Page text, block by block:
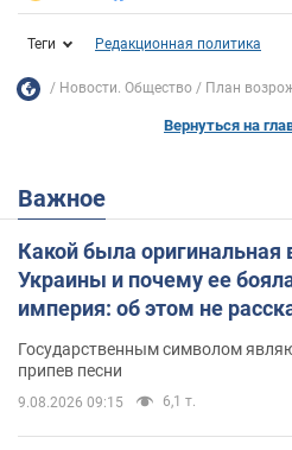
Теги Редакционная политика
Новости. Общество План
Вернуться на
Важное
Какой была оригинальная
Украины и почему ее
империя: об этом не
Государственным символом
припев песни
9.08.2026 09:15 6,1 т.